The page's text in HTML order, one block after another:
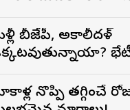
బీజేపీ, అకాలీదళ్
నొప్పి తగ్గించే